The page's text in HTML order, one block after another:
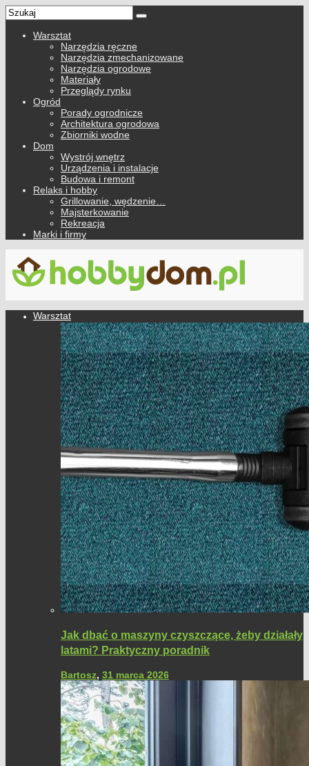
Warsztat
Narzędzia ręczne
Narzędzia zmechanizowane
Narzędzia ogrodowe
Materiały
Przeglądy rynku
Ogród
Porady ogrodnicze
Architektura ogrodowa
Zbiorniki wodne
Dom
Wystrój wnętrz
Urządzenia i instalacje
Budowa i remont
Relaks i hobby
Grillowanie, wędzenie…
Majsterkowanie
Rekreacja
Marki i firmy
Warsztat
Jak dbać o maszyny czyszczące, żeby działały
latami? Praktyczny poradnik
Bartosz, 31 marca 2026